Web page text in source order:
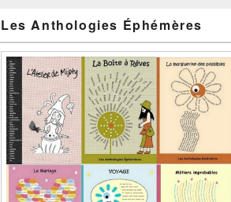
Les Anthologies Éphémères